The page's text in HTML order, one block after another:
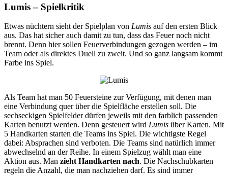
Lumis – Spielkritik
Etwas nüchtern sieht der Spielplan von Lumis auf den ersten Blick
aus. Das hat sicher auch damit zu tun, dass das Feuer noch nicht
brennt. Denn hier sollen Feuerverbindungen gezogen werden – im
Team oder als direktes Duell zu zweit. Und so ganz langsam kommt
Farbe ins Spiel.
Als Team hat man 50 Feuersteine zur Verfügung, mit denen man
eine Verbindung quer über die Spielfläche erstellen soll. Die
sechseckigen Spielfelder dürfen jeweils mit den farblich passenden
Karten benutzt werden. Denn gesteuert wird Lumis über Karten. Mit
5 Handkarten starten die Teams ins Spiel. Die wichtigste Regel
dabei: Absprachen sind verboten. Die Teams sind natürlich immer
abwechselnd an der Reihe. In einem Spielzug wählt man eine
Aktion aus. Man zieht Handkarten nach. Die Nachschubkarten
regeln die Anzahl, die man nachziehen darf. Es sind immer